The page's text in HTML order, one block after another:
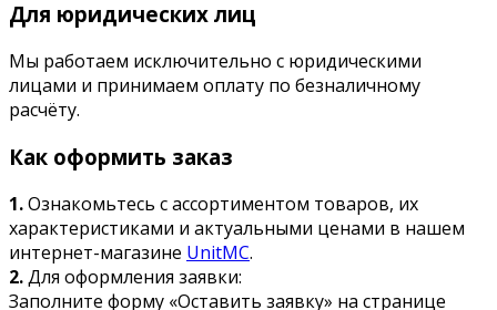
Для юридических лиц
Мы работаем исключительно с юридическими
лицами и принимаем оплату по безналичному
расчёту.
Как оформить заказ
1.Ознакомьтесь с ассортиментом товаров, их
характеристиками и актуальными ценами в нашем
интернет-магазине UnitMC.
2.Для оформления заявки:
Заполните форму «Оставить заявку» на странице